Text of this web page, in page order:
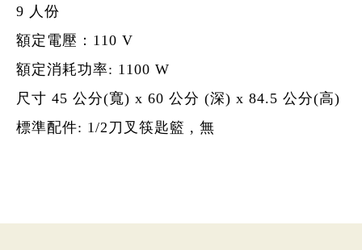
9 人份
額定電壓：110 V
額定消耗功率: 1100 W
尺寸 45 公分(寬) x 60 公分 (深) x 84.5 公分(高)
標準配件: 1/2刀叉筷匙籃 , 無